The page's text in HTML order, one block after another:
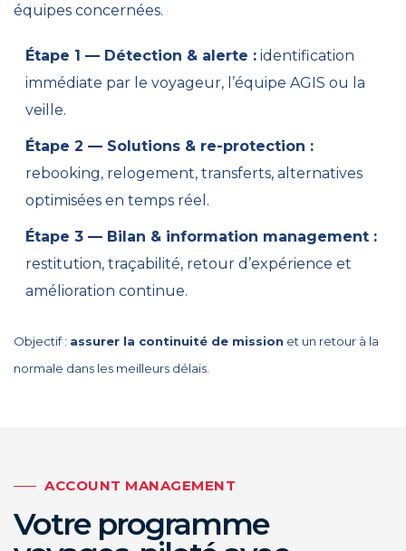
équipes concernées.
Étape 1 — Détection & alerte :identification
immédiate par le voyageur, l’équipe AGIS ou la
veille.
Étape 2 — Solutions & re-protection :
rebooking, relogement, transferts, alternatives
optimisées en temps réel.
Étape 3 — Bilan & information management :
restitution, traçabilité, retour d’expérience et
amélioration continue.
Objectif : assurer la continuité de mission et un retour à la
normale dans les meilleurs délais.
ACCOUNT MANAGEMENT
Votre programme